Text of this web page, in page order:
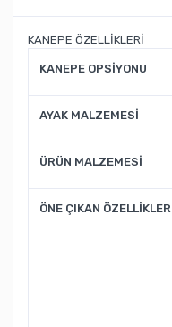
KANEPE ÖZELLİKLERİ
KANEPE OPSİYONU
AYAK MALZEMESİ
ÜRÜN MALZEMESİ
ÖNE ÇIKAN ÖZELLİKLER